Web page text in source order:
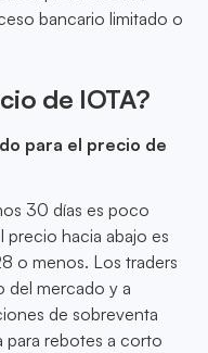
bancario limitado o
de IOTA?
para el precio de
30 días es poco
hacia abajo es
o menos. Los traders
del mercado y a
de sobreventa
para rebotes a corto